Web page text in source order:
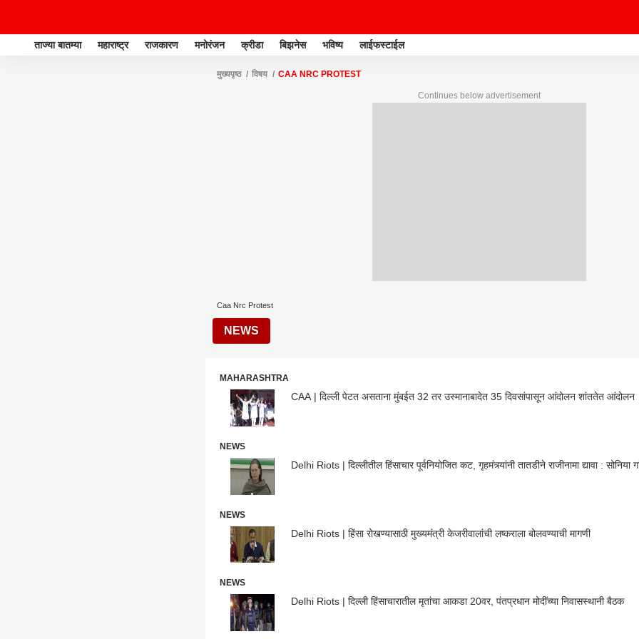
ताज्या बातम्या महाराष्ट्र राजकारण मनोरंजन क्रीडा बिझनेस भविष्य लाईफस्टाईल
मुख्यपृष्ठ विषय CAA NRC PROTEST
Continues below advertisement
Caa Nrc Protest
NEWS
MAHARASHTRA
CAA | दिल्ली पेटत असताना मुंबईत 32 तर उस्मानाबादेत 35 दिवसांपासून आंदोलन शांततेत आंदोलन
NEWS
Delhi Riots | दिल्लीतील हिंसाचार पूर्वनियोजित कट, गृहमंत्र्यांनी तातडीने राजीनामा द्यावा : सोनिया
NEWS
Delhi Riots | हिंसा रोखण्यासाठी मुख्यमंत्री केजरीवालांची लष्कराला बोलवण्याची मागणी
NEWS
Delhi Riots | दिल्ली हिंसाचारातील मृतांचा आकडा 20वर, पंतप्रधान मोदींच्या निवासस्थानी बैठक